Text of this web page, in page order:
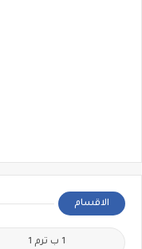
الاقسام
1 ب ترم 1